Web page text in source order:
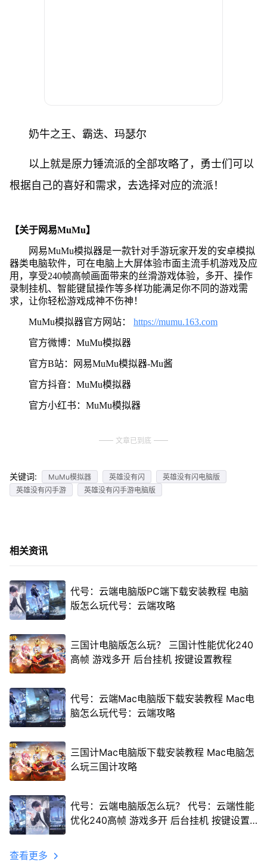
奶牛之王、霸迭、玛瑟尔
以上就是原力锤流派的全部攻略了，勇士们可以
根据自己的喜好和需求，去选择对应的流派！
【关于网易MuMu】
网易MuMu模拟器是一款针对手游玩家开发的安卓模拟
器类电脑软件，可在电脑上大屏体验市面主流手机游戏及应
用，享受240帧高帧画面带来的丝滑游戏体验，多开、操作
录制挂机、智能键鼠操作等多样功能满足你不同的游戏需
求，让你轻松游戏成神不伤神！
MuMu模拟器官方网站： https://mumu.163.com
官方微博：MuMu模拟器
官方B站：网易MuMu模拟器-Mu酱
官方抖音：MuMu模拟器
官方小红书：MuMu模拟器
文章已到底
关键词: MuMu模拟器 英雄没有闪
英雄没有闪电脑版
英雄没有闪手游
英雄没有闪手游电脑版
相关资讯
代号：云端电脑版PC端下载安装教程 电脑
版怎么玩代号：云端攻略
三国计电脑版怎么玩？ 三国计性能优化240
高帧 游戏多开 后台挂机 按键设置教程
代号：云端Mac电脑版下载安装教程 Mac电
脑怎么玩代号：云端攻略
三国计Mac电脑版下载安装教程 Mac电脑怎
么玩三国计攻略
代号：云端电脑版怎么玩？ 代号：云端性能
优化240高帧 游戏多开 后台挂机 按键设置
查看更多